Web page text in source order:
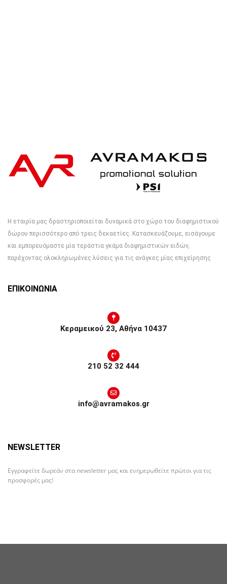
Η εταιρία μας δραστηριοποιείται δυναμικά στο χώρο του διαφημιστικού
δώρου περισσότερο από τρεις δεκαετίες. Κατασκευάζουμε, εισάγουμε
και εμπορευόμαστε μία τεράστια γκάμα διαφημιστικών ειδών,
παρέχοντας ολοκληρωμένες λύσεις για τις ανάγκες μίας επιχείρησης
ΕΠΙΚΟΙΝΩΝΙΑ
Κεραμεικού 23, Αθήνα 10437
210 52 32 444
info@avramakos.gr
NEWSLETTER
Εγγραφείτε δωρεάν στα newsletter μας και ενημερωθείτε πρώτοι για τις
προσφορές μας!